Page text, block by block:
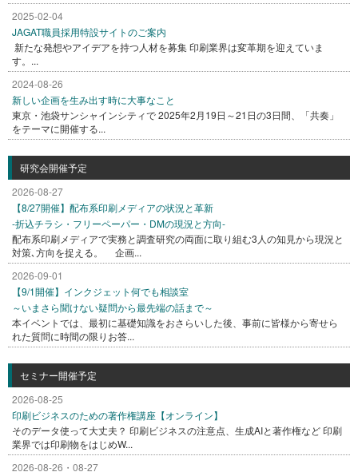
2025-02-04
JAGAT職員採用特設サイトのご案内
新たな発想やアイデアを持つ人材を募集 印刷業界は変革期を迎えていま
す。...
2024-08-26
新しい企画を生み出す時に大事なこと
東京・池袋サンシャインシティで 2025年2月19日～21日の3日間、「共奏」
をテーマに開催する...
研究会開催予定
2026-08-27
【8/27開催】配布系印刷メディアの状況と革新
-折込チラシ・フリーペーパー・DMの現況と方向-
配布系印刷メディアで実務と調査研究の両面に取り組む3人の知見から現況と
対策､方向を捉える。 企画...
2026-09-01
【9/1開催】インクジェット何でも相談室
～いまさら聞けない疑問から最先端の話まで～
本イベントでは、最初に基礎知識をおさらいした後、事前に皆様から寄せら
れた質問に時間の限りお答...
セミナー開催予定
2026-08-25
印刷ビジネスのための著作権講座【オンライン】
そのデータ使って大丈夫？ 印刷ビジネスの注意点、生成AIと著作権など 印刷
業界では印刷物をはじめW...
2026-08-26・08-27